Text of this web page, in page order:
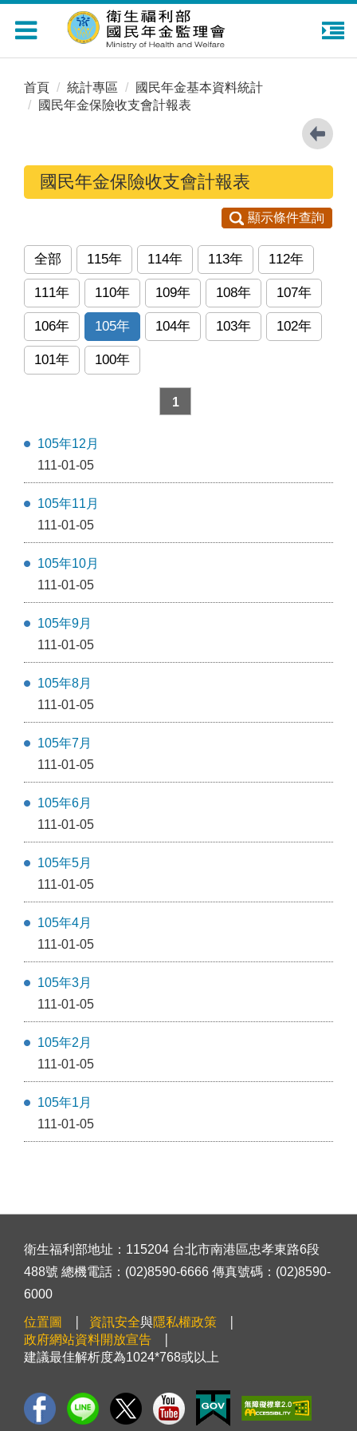
Toggle
navigation
首頁 統計專區
國民年金基本資料統計
國民年金保險收支會計報表
國民年金保險收支會計報表
顯示條件查詢
全部 115年 114年 113年 112年
111年 110年 109年 108年 107年
106年 105年 104年 103年 102年
101年 100年
1
105年12月
111-01-05
105年11月
111-01-05
105年10月
111-01-05
105年9月
111-01-05
105年8月
111-01-05
105年7月
111-01-05
105年6月
111-01-05
105年5月
111-01-05
105年4月
111-01-05
105年3月
111-01-05
105年2月
111-01-05
105年1月
111-01-05
衛生福利部地址：115204 台北市南港區忠孝東路6段
488號 總機電話：(02)8590-6666 傳真號碼：(02)8590-
6000
位置圖 資訊安全與隱私權政策
政府網站資料開放宣告
建議最佳解析度為1024*768或以上